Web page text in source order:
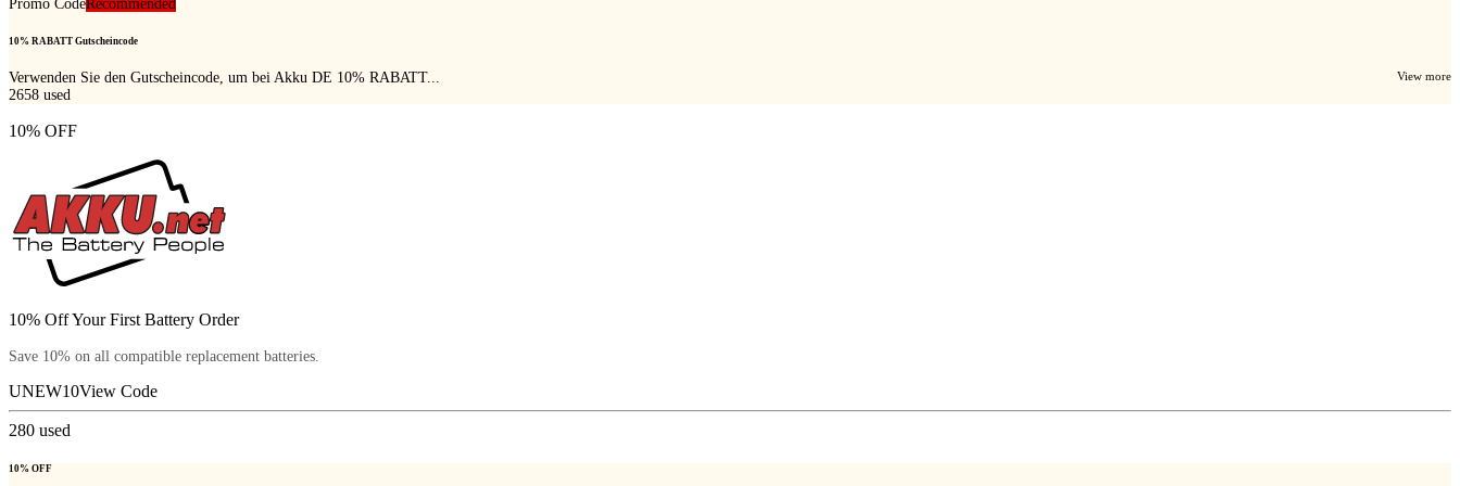
Promo Code Recommended
10% RABATT Gutscheincode
Verwenden Sie den Gutscheincode, um bei Akku DE 10% RABATT... View more
2658 used
10% OFF
10% Off Your First Battery Order
Save 10% on all compatible replacement batteries.
UNEW10View Code
280 used
10% OFF